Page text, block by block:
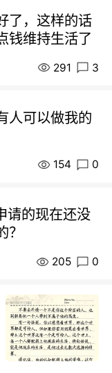
了，这样的话
钱维持生活了
291 3
人可以做我的
154 0
请的现在还没
205 0